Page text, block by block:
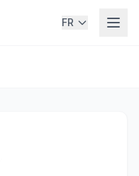
FR